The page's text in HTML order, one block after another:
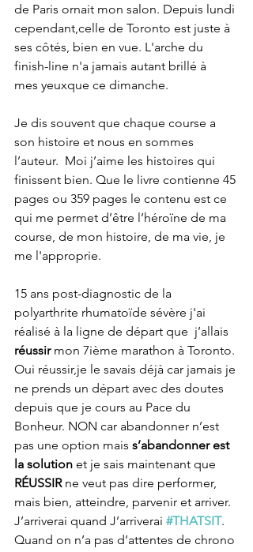
de Paris ornait mon salon. Depuis lundi
cependant,celle de Toronto est juste à
ses côtés, bien en vue. L'arche du
finish-line n'a jamais autant brillé à
mes yeuxque ce dimanche.
Je dis souvent que chaque course a
son histoire et nous en sommes
l’auteur.  Moi j’aime les histoires qui
finissent bien. Que le livre contienne 45
pages ou 359 pages le contenu est ce
qui me permet d’être l’héroïne de ma
course, de mon histoire, de ma vie, je
me l'approprie.
15 ans post-diagnostic de la
polyarthrite rhumatoïde sévère j'ai
réalisé à la ligne de départ que  j’allais
réussir mon 7ième marathon à Toronto.
Oui réussir,je le savais déjà car jamais je
ne prends un départ avec des doutes
depuis que je cours au Pace du
Bonheur. NON car abandonner n’est
pas une option mais s’abandonner est
la solution et je sais maintenant que
RÉUSSIR ne veut pas dire performer,
mais bien, atteindre, parvenir et arriver.
J’arriverai quand J’arriverai #THATSIT.
Quand on n’a pas d’attentes de chrono